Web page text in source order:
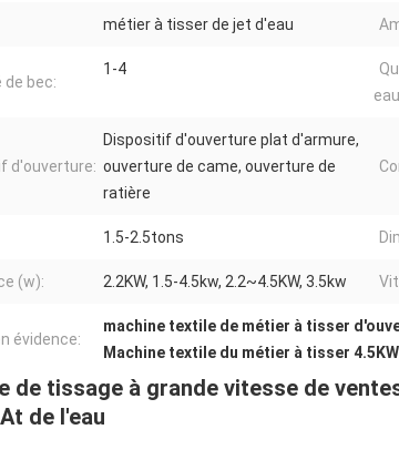
métier à tisser de jet d'eau
de bec:
1-4
d'ouverture:
Dispositif d'ouverture plat d'armure,
ouverture de came, ouverture de
ratière
1.5-2.5tons
(w): 2.2KW, 1.5-4.5kw, 2.2~4.5KW, 3.5kw
évidence:
machine textile de métier à tisser
Machine textile du métier à tisser 4.5KW
de tissage à grande vitesse de
de l'eau